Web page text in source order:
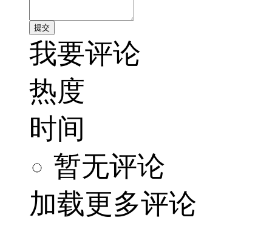
我要评论
热度
时间
暂无评论
加载更多评论